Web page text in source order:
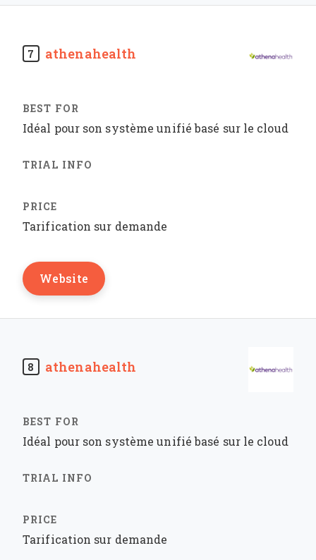
7 athenahealth
Idéal pour son système unifié basé sur le cloud
Tarification sur demande
Website
8 athenahealth
Idéal pour son système unifié basé sur le cloud
Tarification sur demande